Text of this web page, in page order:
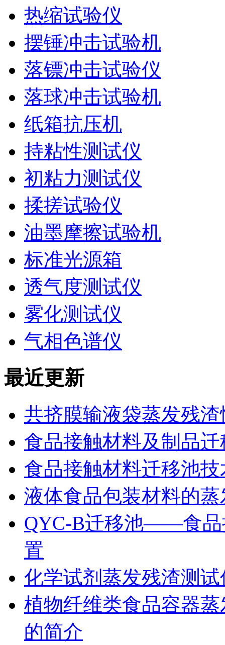
热缩试验仪
摆锤冲击试验机
落镖冲击试验仪
落球冲击试验机
纸箱抗压机
持粘性测试仪
初粘力测试仪
揉搓试验仪
油墨摩擦试验机
标准光源箱
透气度测试仪
雾化测试仪
气相色谱仪
最近更新
共挤膜输液袋蒸发残
食品接触材料及制品
食品接触材料迁移池
液体食品包装材料的
QYC-B迁移池——食品
置
化学试剂蒸发残渣测
植物纤维类食品容器
的简介